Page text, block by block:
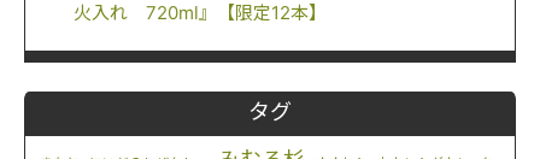
火入れ 720ml』【限定12本】
タグ